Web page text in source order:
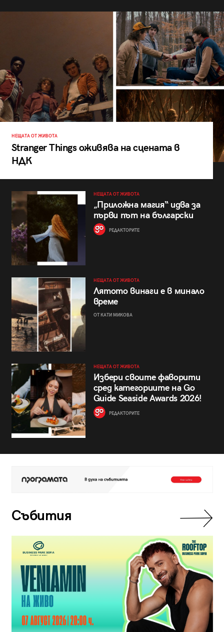
НЕЩАТА ОТ ЖИВОТА
Stranger Things оживява на сцената в
НДК
НЕЩАТА ОТ ЖИВОТА
„Приложна магия“ идва за
първи път на български
РЕДАКТОРИТЕ
НЕЩАТА ОТ ЖИВОТА
Лятото винаги е в минало
време
ОТ КАТИ МИКОВА
НЕЩАТА ОТ ЖИВОТА
Избери своите фаворити
сред категориите на Go
Guide Seaside Awards 2026!
РЕДАКТОРИТЕ
Събития